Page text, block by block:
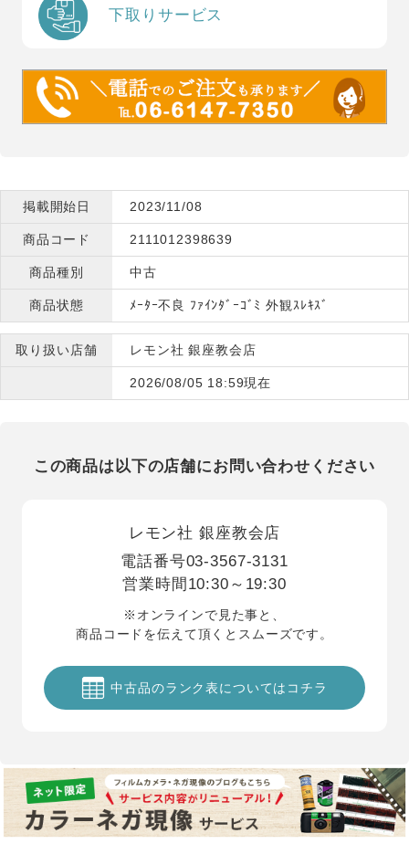
下取りサービス
掲載開始日 2023/11/08
商品コード 2111012398639
商品種別 中古
商品状態 ﾒｰﾀｰ不良 ﾌｧｲﾝﾀﾞｰｺﾞﾐ 外観ｽﾚｷｽﾞ
取り扱い店舗 レモン社 銀座教会店
2026/08/05 18:59現在
この商品は以下の店舗にお問い合わせください
レモン社 銀座教会店
電話番号03-3567-3131
営業時間 10:30～19:30
※オンラインで見た事と、
商品コードを伝えて頂くとスムーズです。
中古品のランク表についてはコチラ